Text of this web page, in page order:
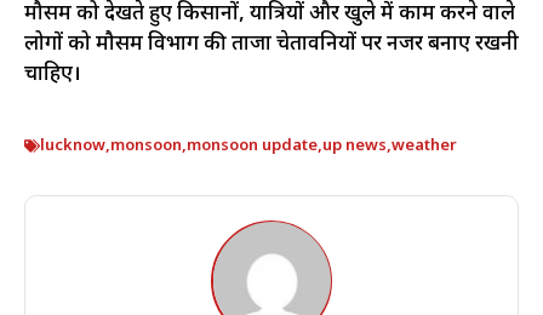
मौसम को देखते हुए किसानों, यात्रियों और खुले में काम करने वाले
लोगों को मौसम विभाग की ताजा चेतावनियों पर नजर बनाए रखनी
चाहिए।
lucknow,monsoon,monsoon update,up news,weather